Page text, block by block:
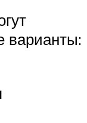
варианты: